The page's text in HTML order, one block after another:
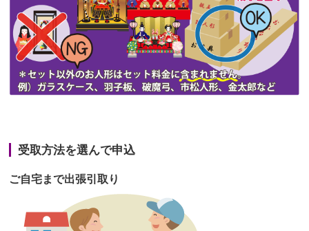
第45回人形供養祭令和3年7月12日(月)
第44回人形供養祭令和3年6月3日(木)
第43回人形供養祭令和3年4月23日(金)
第39回人形供養祭令和2年10月22日(木)
第38回人形供養祭 令和2年8月26日(水)
受取方法を選んで申込
ご自宅まで出張引取り